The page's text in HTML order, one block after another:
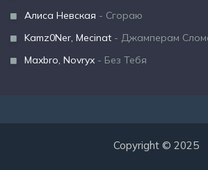
Алиса Невская - Сгораю
Kamz0Ner, Mecinat - Джамперам
Maxbro, Novryx - Без Тебя
Copyright © 2025